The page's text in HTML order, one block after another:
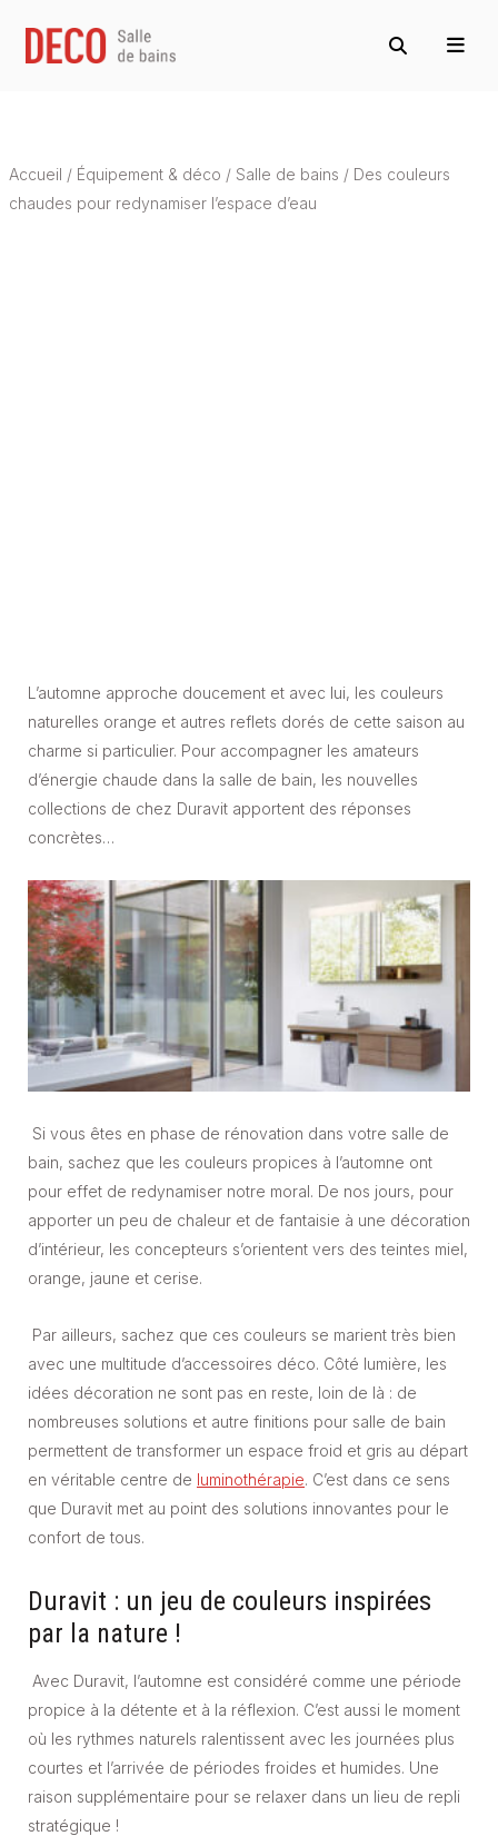
Accueil / Équipement & déco / Salle de bains / Des couleurs
chaudes pour redynamiser l’espace d’eau
L’automne approche doucement et avec lui, les couleurs
naturelles orange et autres reflets dorés de cette saison au
charme si particulier. Pour accompagner les amateurs
d’énergie chaude dans la salle de bain, les nouvelles
collections de chez Duravit apportent des réponses
concrètes…
Si vous êtes en phase de rénovation dans votre salle de
bain, sachez que les couleurs propices à l’automne ont
pour effet de redynamiser notre moral. De nos jours, pour
apporter un peu de chaleur et de fantaisie à une décoration
d’intérieur, les concepteurs s’orientent vers des teintes miel,
orange, jaune et cerise.
Par ailleurs, sachez que ces couleurs se marient très bien
avec une multitude d’accessoires déco. Côté lumière, les
idées décoration ne sont pas en reste, loin de là : de
nombreuses solutions et autre finitions pour salle de bain
permettent de transformer un espace froid et gris au départ
en véritable centre de luminothérapie. C’est dans ce sens
que Duravit met au point des solutions innovantes pour le
confort de tous.
Duravit : un jeu de couleurs inspirées
par la nature !
Avec Duravit, l’automne est considéré comme une période
propice à la détente et à la réflexion. C’est aussi le moment
où les rythmes naturels ralentissent avec les journées plus
courtes et l’arrivée de périodes froides et humides. Une
raison supplémentaire pour se relaxer dans un lieu de repli
stratégique !